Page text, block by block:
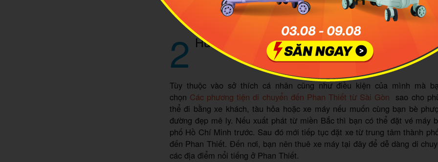
Để chuyến đi suôn sẻ hơn và tham gia được nhiều hoạt động thú vị thì
nhất chính là từ tháng 4 đến tháng 8
2 Hướng dẫn di chuyển đến Mũi Né
Tùy thuộc vào sở thích cá nhân cũng như điều kiện của mình mà
chọn Các phương tiện di chuyển đến Phan Thiết từ Sài Gòn sao cho
thể đi bằng xe khách, tàu hỏa hoặc xe máy nếu muốn cùng bạn bè
đường đẹp mê ly. Nếu xuất phát từ miền Bắc thì bạn có thể đặt vé máy
phố Hồ Chí Minh trước. Sau đó mới tiếp tục đặt xe từ trung tâm thành
đến Phan Thiết. Đến nơi, bạn nên thuê xe máy tại đây để dễ dàng di
các địa điểm nổi tiếng ở Phan Thiết.